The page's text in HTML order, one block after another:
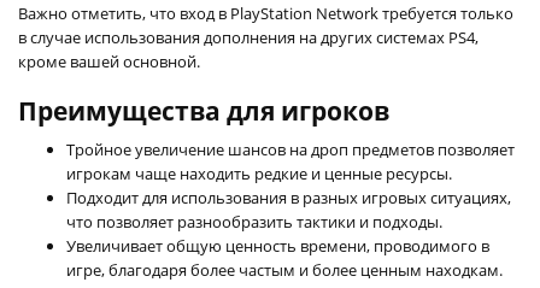
Важно отметить, что вход в PlayStation Network требуется только
в случае использования дополнения на других системах PS4,
кроме вашей основной.
Преимущества для игроков
Тройное увеличение шансов на дроп предметов позволяет
игрокам чаще находить редкие и ценные ресурсы.
Подходит для использования в разных игровых ситуациях,
что позволяет разнообразить тактики и подходы.
Увеличивает общую ценность времени, проводимого в
игре, благодаря более частым и более ценным находкам.